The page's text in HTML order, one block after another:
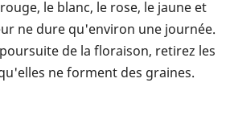
le blanc, le rose, le jaune et
ne dure qu'environ une journée.
de la floraison, retirez les
ne forment des graines.